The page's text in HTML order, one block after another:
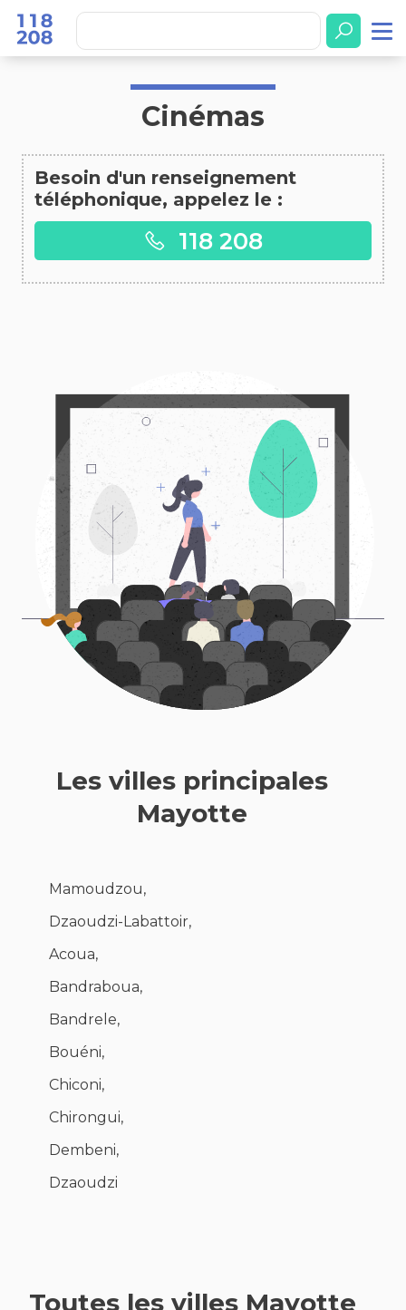
Accueil
Cinémas
Besoin d'un renseignement
téléphonique, appelez le :
118 208
Les villes principales
Mayotte
Mamoudzou,
Dzaoudzi-Labattoir,
Acoua,
Bandraboua,
Bandrele,
Bouéni,
Chiconi,
Chirongui,
Dembeni,
Dzaoudzi
Toutes les villes Mayotte